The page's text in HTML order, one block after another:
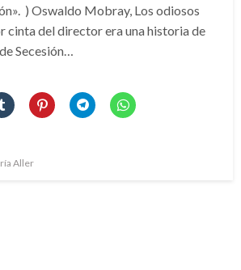
) Oswaldo Mobray, Los odiosos
cinta del director era una historia de
Secesión…
Aller